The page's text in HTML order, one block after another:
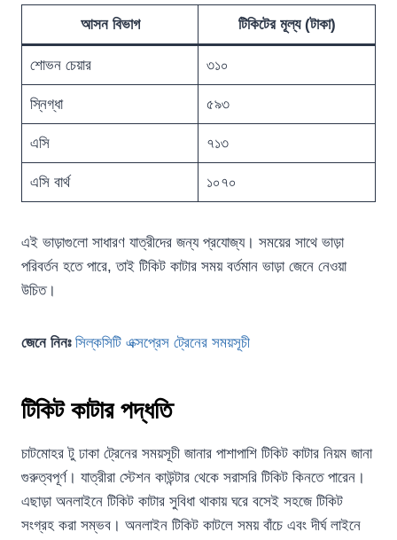
আসন বিভাগ টিকিটের মূল্য (টাকা)
শোভন চেয়ার ৩১০
স্নিগ্ধা ৫৯৩
এসি ৭১৩
এসি বার্থ ১০৭০
এই ভাড়াগুলো সাধারণ যাত্রীদের জন্য প্রযোজ্য। সময়ের সাথে ভাড়া
পরিবর্তন হতে পারে, তাই টিকিট কাটার সময় বর্তমান ভাড়া জেনে নেওয়া
উচিত।
জেনে নিনঃ সিল্কসিটি এক্সপ্রেস ট্রেনের সময়সূচী
টিকিট কাটার পদ্ধতি
চাটমোহর টু ঢাকা ট্রেনের সময়সূচী জানার পাশাপাশি টিকিট কাটার নিয়ম জানা
গুরুত্বপূর্ণ। যাত্রীরা স্টেশন কাউন্টার থেকে সরাসরি টিকিট কিনতে পারেন।
এছাড়া অনলাইনে টিকিট কাটার সুবিধা থাকায় ঘরে বসেই সহজে টিকিট
সংগ্রহ করা সম্ভব। অনলাইন টিকিট কাটলে সময় বাঁচে এবং দীর্ঘ লাইনে